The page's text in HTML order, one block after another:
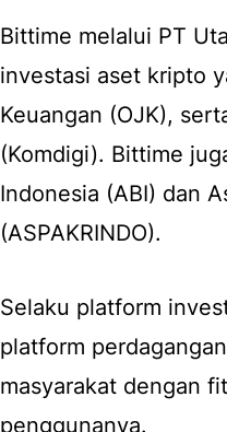
Bittime melalui PT
investasi aset kripto
Keuangan (OJK),
(Komdigi). Bittime
Indonesia (ABI) dan
(ASPAKRINDO).
Selaku platform
platform
masyarakat dengan
penggunanya.